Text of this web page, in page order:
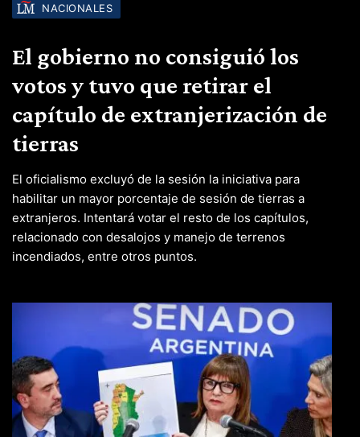
NACIONALES
El gobierno no consiguió los
votos y tuvo que retirar el
capítulo de extranjerización de
tierras
El oficialismo excluyó de la sesión la iniciativa para
habilitar un mayor porcentaje de sesión de tierras a
extranjeros. Intentará votar el resto de los capítulos,
relacionado con desalojos y manejo de terrenos
incendiados, entre otros puntos.